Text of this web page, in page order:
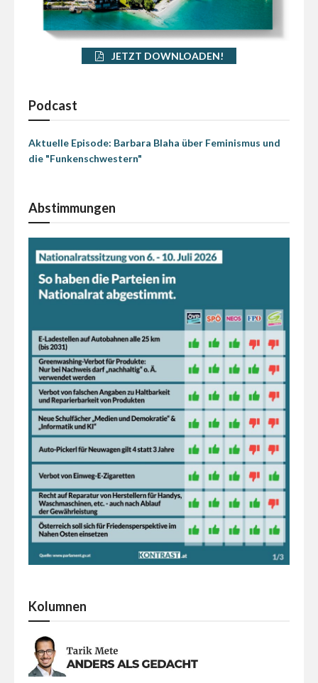
JETZT DOWNLOADEN!
Podcast
Aktuelle Episode: Barbara Blaha über Feminismus und
die "Funkenschwestern"
Abstimmungen
Kolumnen